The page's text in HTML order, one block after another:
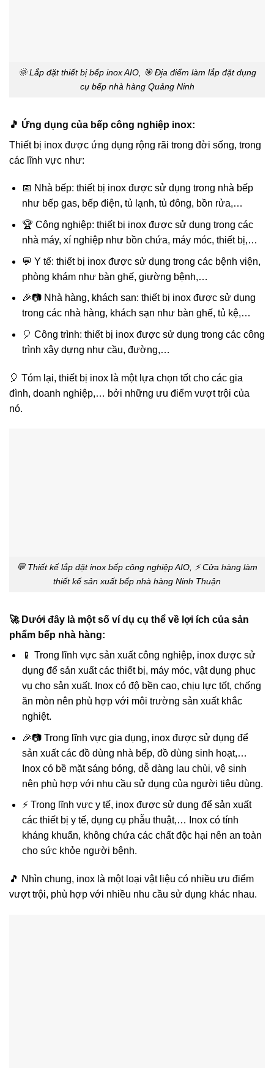
🌞 Lắp đặt thiết bị bếp inox AIO, 🎯 Đị̣a điểm làm lắp đặt dụng
cụ bếp nhà hàng Quảng Ninh
🎵 Ứng dụng của bếp công nghiệp inox:
Thiết bị inox được ứng dụng rộng rãi trong đời sống, trong
các lĩnh vực như:
📅 Nhà bếp: thiết bị inox được sử dụng trong nhà bếp
như bếp gas, bếp điện, tủ lạnh, tủ đông, bồn rửa,…
🏆 Công nghiệp: thiết bị inox được sử dụng trong các
nhà máy, xí nghiệp như bồn chứa, máy móc, thiết bị,…
💬 Y tế: thiết bị inox được sử dụng trong các bệnh viện,
phòng khám như bàn ghế, giường bệnh,…
🎉📷 Nhà hàng, khách sạn: thiết bị inox được sử dụng
trong các nhà hàng, khách sạn như bàn ghế, tủ kệ,…
🎈 Công trình: thiết bị inox được sử dụng trong các công
trình xây dựng như cầu, đường,…
🎈 Tóm lại, thiết bị inox là một lựa chọn tốt cho các gia
đình, doanh nghiệp,… bởi những ưu điểm vượt trội của
nó.
💬 Thiết kế lắp đặt inox bếp công nghiệp AIO, ⚡ Cửa hàng làm
thiết kế sản xuất bếp nhà hàng Ninh Thuận
🚀 Dưới đây là một số ví dụ cụ thể về lợi ích của sản
phẩm bếp nhà hàng:
📱 Trong lĩnh vực sản xuất công nghiệp, inox được sử
dụng để sản xuất các thiết bị, máy móc, vật dụng phục
vụ cho sản xuất. Inox có độ bền cao, chịu lực tốt, chống
ăn mòn nên phù hợp với môi trường sản xuất khắc
nghiệt.
🎉📷 Trong lĩnh vực gia dụng, inox được sử dụng để
sản xuất các đồ dùng nhà bếp, đồ dùng sinh hoạt,…
Inox có bề mặt sáng bóng, dễ dàng lau chùi, vệ sinh
nên phù hợp với nhu cầu sử dụng của người tiêu dùng.
⚡ Trong lĩnh vực y tế, inox được sử dụng để sản xuất
các thiết bị y tế, dụng cụ phẫu thuật,… Inox có tính
kháng khuẩn, không chứa các chất độc hại nên an toàn
cho sức khỏe người bệnh.
🎵 Nhìn chung, inox là một loại vật liệu có nhiều ưu điểm
vượt trội, phù hợp với nhiều nhu cầu sử dụng khác nhau.